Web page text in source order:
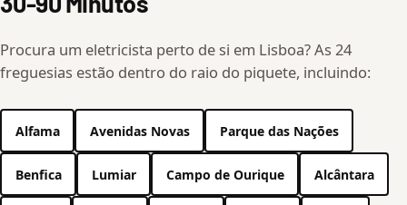
Procura um eletricista perto de si em Lisboa? As 24
freguesias estão dentro do raio do piquete, incluindo:
Alfama Avenidas Novas Parque das Nações
Benfica Lumiar Campo de Ourique Alcântara